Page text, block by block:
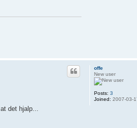
offe
New user
Posts: 3
Joined: 2007-03-
det hjalp...